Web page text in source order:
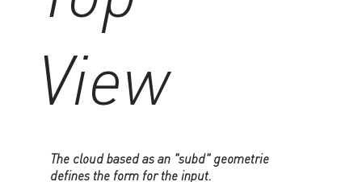
View
The cloud based as an "subd" geometrie
defines the form for the input.